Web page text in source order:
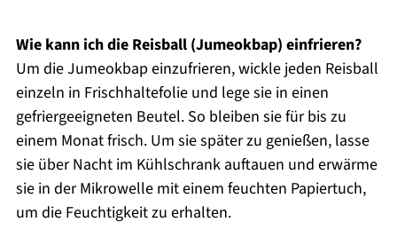
Wie kann ich die Reisball (Jumeokbap) einfrieren?
Um die Jumeokbap einzufrieren, wickle jeden Reisball
einzeln in Frischhaltefolie und lege sie in einen
gefriergeeigneten Beutel. So bleiben sie für bis zu
einem Monat frisch. Um sie später zu genießen, lasse
sie über Nacht im Kühlschrank auftauen und erwärme
sie in der Mikrowelle mit einem feuchten Papiertuch,
um die Feuchtigkeit zu erhalten.